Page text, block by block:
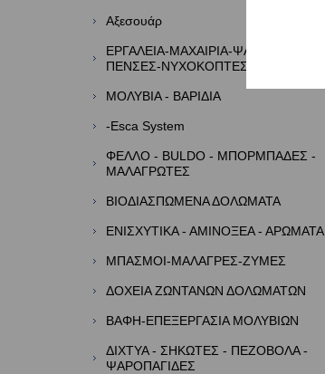
Αξεσουάρ
ΕΡΓΑΛΕΙΑ-ΜΑΧΑΙΡΙΑ-ΨΑΛΙΔΙΑ-
ΠΕΝΣΕΣ-ΝΥΧΟΚΟΠΤΕΣ
ΜΟΛΥΒΙΑ - ΒΑΡΙΔΙΑ
-Esca System
ΦΕΛΛΟ - BULDO - ΜΠΟΡΜΠΑΔΕΣ -
ΜΑΛΑΓΡΩΤΕΣ
ΒΙΟΔΙΑΣΠΩΜΕΝΑ ΔΟΛΩΜΑΤΑ
ΕΝΙΣΧΥΤΙΚΑ - ΑΜΙΝΟΞΕΑ - ΑΡΩΜΑΤΑ
ΜΠΑΣΜΟΙ-ΜΑΛΑΓΡΕΣ-ΖΥΜΕΣ
ΔΟΧΕΙΑ ΖΩΝΤΑΝΩΝ ΔΟΛΩΜΑΤΩΝ
ΒΑΦΗ-ΕΠΕΞΕΡΓΑΣΙΑ ΜΟΛΥΒΙΩΝ
ΔΙΧΤΥΑ - ΣΗΚΩΤΕΣ - ΠΕΖΟΒΟΛΑ -
ΨΑΡΟΠΑΓΙΔΕΣ